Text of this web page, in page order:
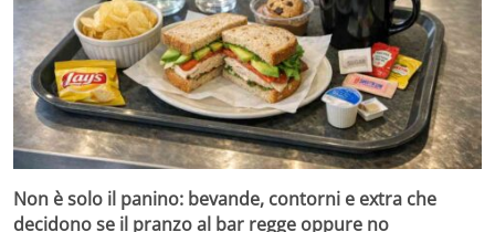
Non è solo il panino: bevande, contorni e extra che
decidono se il pranzo al bar regge oppure no